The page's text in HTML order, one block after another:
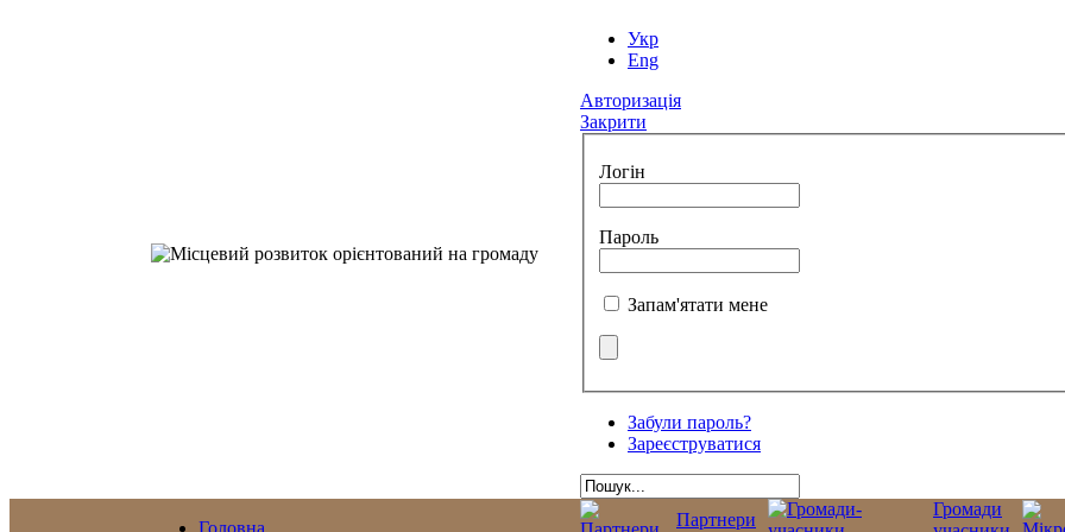
Укр
Eng
Авторизація
Закрити
Логін
Пароль
Запам'ятати мене
Забули пароль?
Зареєструватися
Головна
Партнери
Громади